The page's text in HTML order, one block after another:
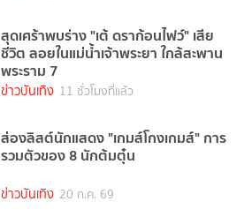
สุดเศร้าพบร่าง "เต้ ดราก้อนไฟว์" เสีย
ชีวิต ลอยในแม่น้ำเจ้าพระยา ใกล้สะพาน
พระราม 7
ข่าวบันเทิง 11 ชั่วโมงที่แล้ว
ส่องลิสต์นักแสดง "เกมส์โกงเกมส์" การ
รวมตัวของ 8 นักต้มตุ๋น
ข่าวบันเทิง 20 ก.ค. 69